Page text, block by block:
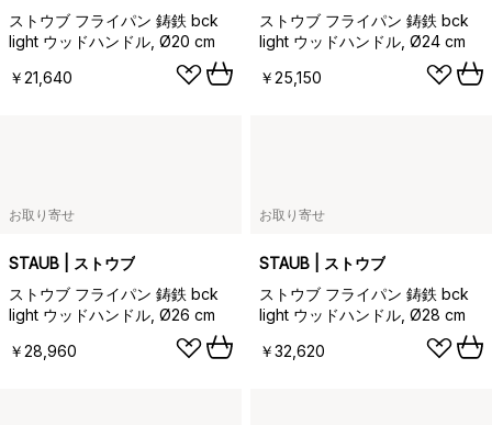
ストウブ フライパン 鋳鉄 bck
light ウッドハンドル, Ø20 cm
￥21,640
ストウブ フライパン 鋳鉄 bck
light ウッドハンドル, Ø24 cm
￥25,150
お取り寄せ
STAUB | ストウブ
ストウブ フライパン 鋳鉄 bck
light ウッドハンドル, Ø26 cm
￥28,960
お取り寄せ
STAUB | ストウブ
ストウブ フライパン 鋳鉄 bck
light ウッドハンドル, Ø28 cm
￥32,620